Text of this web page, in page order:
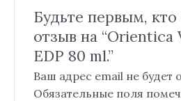
Будьте первым, кто
отзыв на “Orientica
EDP 80 ml.”
Ваш адрес email не будет
Обязательные поля